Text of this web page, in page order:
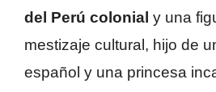
del Perú colonial y una
mestizaje cultural, hijo de
español y una princesa